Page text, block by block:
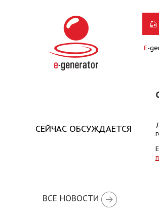
E-
СЕЙЧАС ОБСУЖДАЕТСЯ
ВСЕ НОВОСТИ